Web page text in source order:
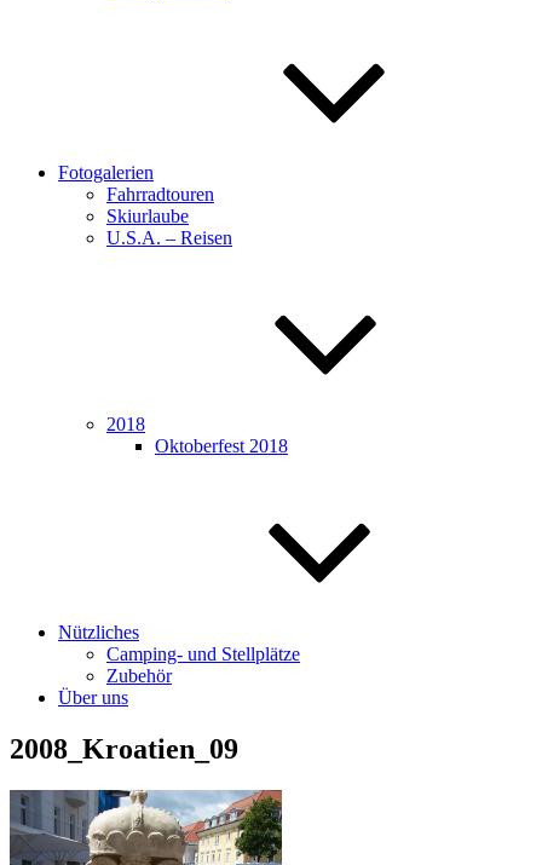
Fotogalerien
Fahrradtouren
Skiurlaube
U.S.A. – Reisen
2018
Oktoberfest 2018
Nützliches
Camping- und Stellplätze
Zubehör
Über uns
2008_Kroatien_09